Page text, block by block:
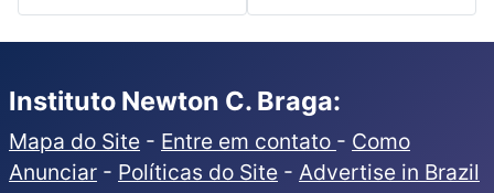
Instituto Newton C. Braga:
Mapa do Site - Entre em contato - Como
Anunciar - Políticas do Site - Advertise in Brazil